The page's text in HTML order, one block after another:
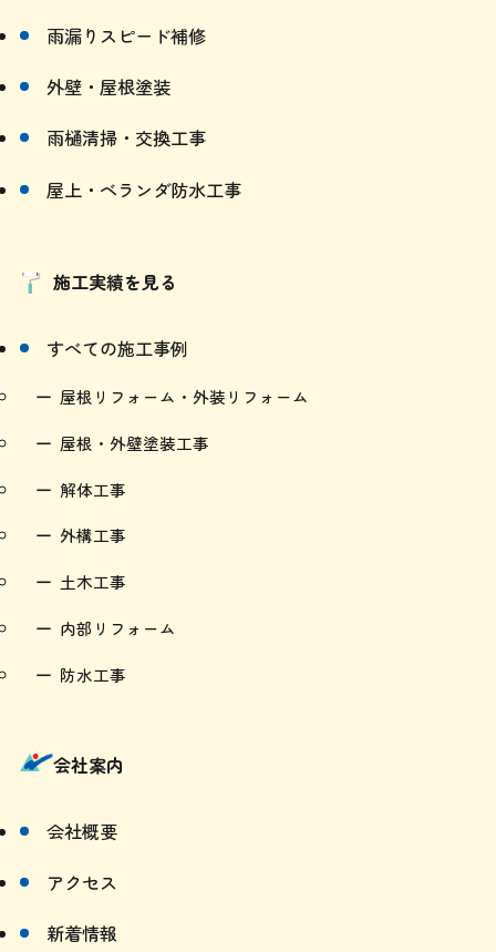
外壁・屋根塗装
雨樋清掃・交換工事
屋上・ベランダ防水工事
屋根リフォーム・外装リフォーム
屋根・外壁塗装工事
解体工事
外構工事
土木工事
内部リフォーム
防水工事
アクセス
新着情報
よくある質問（FAQ）